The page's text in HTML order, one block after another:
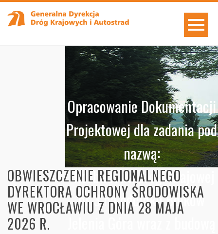
Opracowanie Dokumentacji
Projektowej dla zadania pod
nazwą:
"Rozbudowa drogi krajowej
nr 3 na odcinku Bolków
OBWIESZCZENIE REGIONALNEGO
DYREKTORA OCHRONY ŚRODOWISKA
WE WROCŁAWIU Z DNIA 28 MAJA
2026 R.